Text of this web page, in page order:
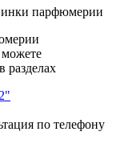
парфюмерии
разделах
по телефону